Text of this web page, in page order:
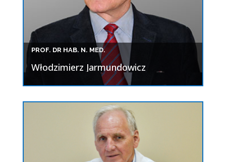
PROF. DR HAB. N. MED.
Włodzimierz Jarmundowicz